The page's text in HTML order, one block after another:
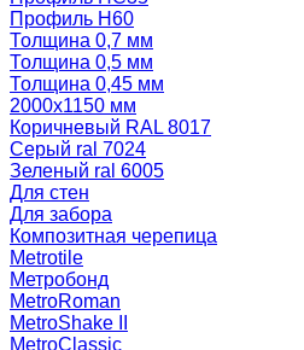
Профиль Н60
Толщина 0,7 мм
Толщина 0,5 мм
Толщина 0,45 мм
2000х1150 мм
Коричневый RAL 8017
Серый ral 7024
Зеленый ral 6005
Для стен
Для забора
Композитная черепица
Metrotile
Метробонд
MetroRoman
MetroShake II
MetroClassic